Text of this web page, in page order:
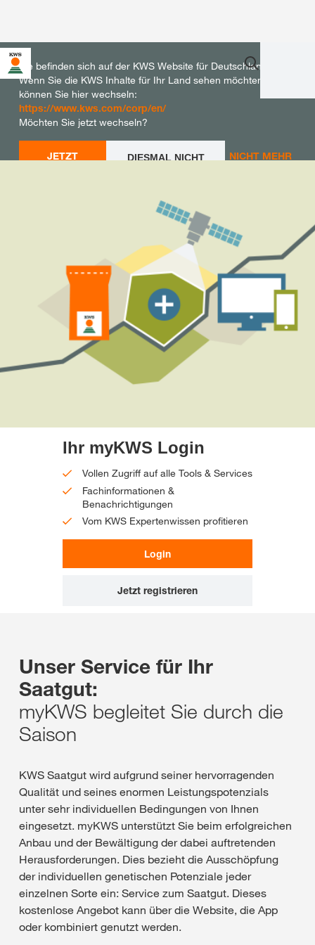
Sie befinden sich auf der KWS Website für Deutschland.
Wenn Sie die KWS Inhalte für Ihr Land sehen möchten,
können Sie hier wechseln:
https://www.kws.com/corp/en/
Möchten Sie jetzt wechseln?
JETZT
DIESMAL NICHT
NICHT MEHR
Ihr myKWS Login
Vollen Zugriff auf alle Tools & Services
Fachinformationen &
Benachrichtigungen
Vom KWS Expertenwissen profitieren
Login
Jetzt registrieren
Unser Service für Ihr
Saatgut:
myKWS begleitet Sie durch die
Saison
KWS Saatgut wird aufgrund seiner hervorragenden
Qualität und seines enormen Leistungspotenzials
unter sehr individuellen Bedingungen von Ihnen
eingesetzt. myKWS unterstützt Sie beim erfolgreichen
Anbau und der Bewältigung der dabei auftretenden
Herausforderungen. Dies bezieht die Ausschöpfung
der individuellen genetischen Potenziale jeder
einzelnen Sorte ein: Service zum Saatgut. Dieses
kostenlose Angebot kann über die Website, die App
oder kombiniert genutzt werden.